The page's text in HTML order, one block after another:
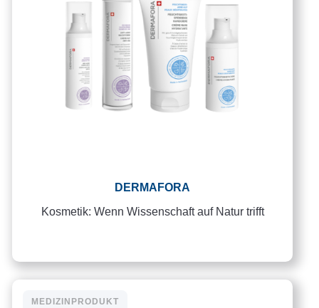
DERMAFORA
Kosmetik: Wenn Wissenschaft auf Natur trifft
MEDIZINPRODUKT